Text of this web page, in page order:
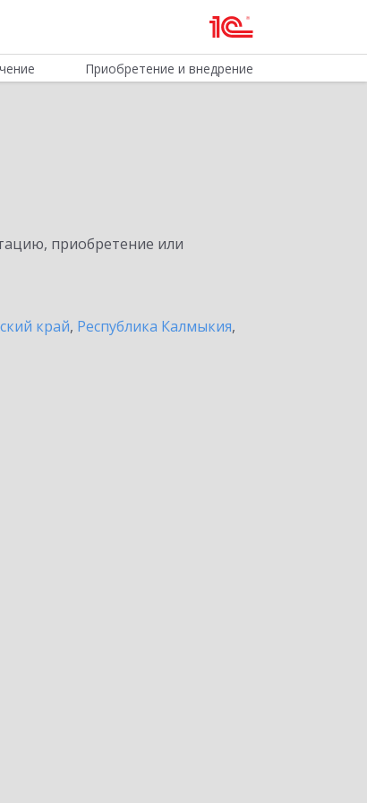
Приобретение и внедрение
приобретение или
край, Республика Калмыкия,